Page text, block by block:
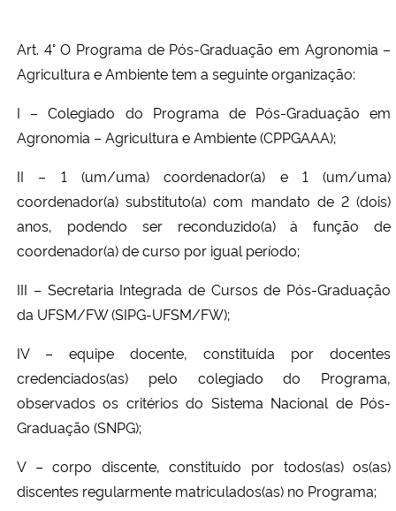
Art. 4° O Programa de Pós-Graduação em Agronomia –
Agricultura e Ambiente tem a seguinte organização:
I – Colegiado do Programa de Pós-Graduação em
Agronomia – Agricultura e Ambiente (CPPGAAA);
II – 1 (um/uma) coordenador(a) e 1 (um/uma)
coordenador(a) substituto(a) com mandato de 2 (dois)
anos, podendo ser reconduzido(a) à função de
coordenador(a) de curso por igual período;
III – Secretaria Integrada de Cursos de Pós-Graduação
da UFSM/FW (SIPG-UFSM/FW);
IV – equipe docente, constituída por docentes
credenciados(as) pelo colegiado do Programa,
observados os critérios do Sistema Nacional de Pós-
Graduação (SNPG);
V – corpo discente, constituído por todos(as) os(as)
discentes regularmente matriculados(as) no Programa;